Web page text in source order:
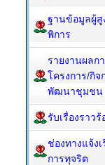
ฐานข้อมูลผู้สู
พิการ
รายงานผลก
โครงการ/กิจ
พัฒนาชุมชน
รับเรื่องราวร้
ช่องทางแจ้ง
การทุจริต